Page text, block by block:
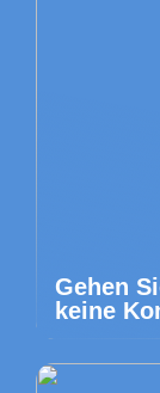
Gehen
keine